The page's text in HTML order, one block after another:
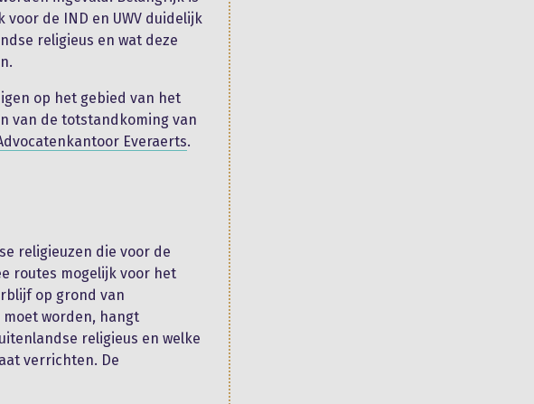
de IND en UWV duidelijk
religieus en wat deze
op het gebied van het
van de totstandkoming van
Everaerts.
religieuzen die voor de
routes mogelijk voor het
op grond van
worden, hangt
religieus en welke
verrichten. De